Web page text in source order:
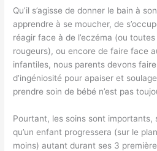
Qu’il s’agisse de donner le bain à
apprendre à se moucher, de
réagir face à de l’eczéma (ou
rougeurs), ou encore de faire face
infantiles, nous parents devons
d’ingéniosité pour apaiser et
prendre soin de bébé n’est pas
Pourtant, les soins sont importants,
qu’un enfant progressera (sur le
moins) autant durant ses 3